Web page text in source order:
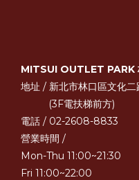
MITSUI OUTLET PARK
地址 / 新北市林口區文化二
(3F電扶梯前方)
電話 / 02-2608-8833
營業時間 /
Mon-Thu 11:00~21:30
Fri 11:00~22:00